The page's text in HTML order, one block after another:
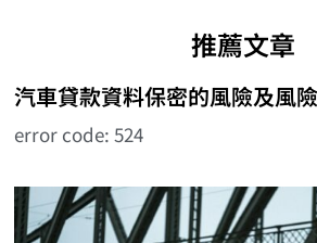
推薦文章
汽車貸款資料保密的風險及風
error code: 524